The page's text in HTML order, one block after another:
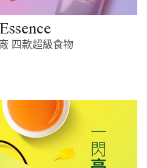
四款超級食物